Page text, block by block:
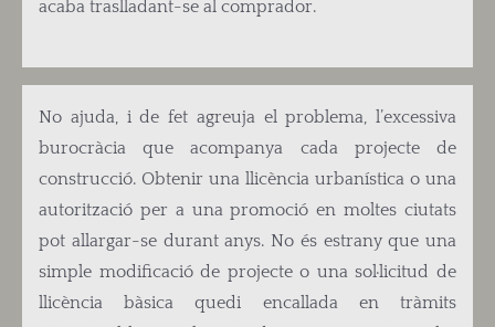
acaba traslladant-se al comprador.
No ajuda, i de fet agreuja el problema, l’excessiva
burocràcia que acompanya cada projecte de
construcció. Obtenir una llicència urbanística o una
autorització per a una promoció en moltes ciutats
pot allargar-se durant anys. No és estrany que una
simple modificació de projecte o una sol·licitud de
llicència bàsica quedi encallada en tràmits